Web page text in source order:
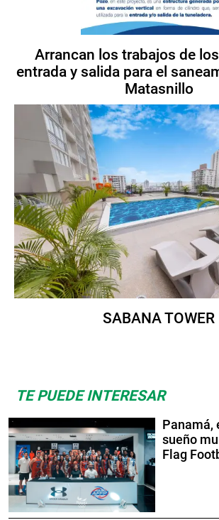
Arrancan los trabajos de
entrada y salida para el
Matasnillo
SABANA TOWER
TE PUEDE INTERESAR
Panamá,
sueño
Flag